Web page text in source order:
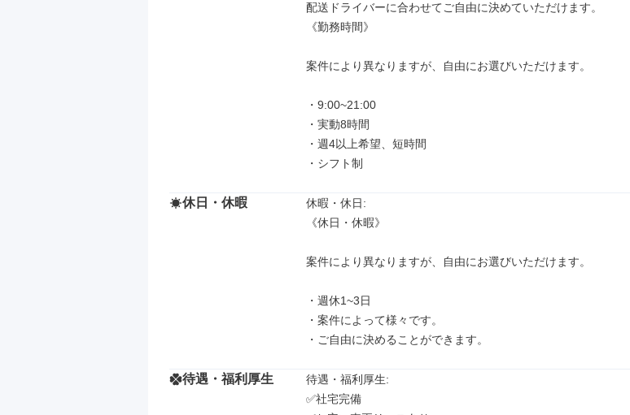
配送ドライバーに合わせてご自由に決めていただけます。
《勤務時間》
案件により異なりますが、自由にお選びいただけます。
・9:00~21:00
・実動8時間
・週4以上希望、短時間
・シフト制
休日・休暇
休暇・休日:
《休日・休暇》
案件により異なりますが、自由にお選びいただけます。
・週休1~3日
・案件によって様々です。
・ご自由に決めることができます。
待遇・福利厚生
待遇・福利厚生:
✅社宅完備